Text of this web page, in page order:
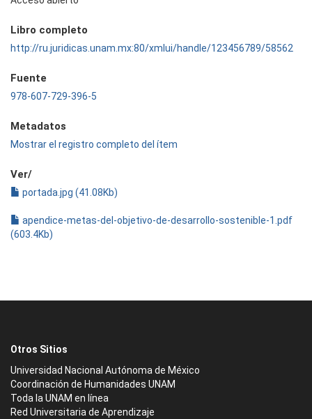
Libro completo
http://ru.juridicas.unam.mx:80/xmlui/handle/123456789/58562
Fuente
978-607-729-396-5
Metadatos
Mostrar el registro completo del ítem
Ver/
portada.jpg (41.08Kb)
apendice-metas-del-objetivo-de-desarrollo-sostenible-1.pdf
(603.4Kb)
Otros Sitios
Universidad Nacional Autónoma de México
Coordinación de Humanidades UNAM
Toda la UNAM en línea
Red Universitaria de Aprendizaje